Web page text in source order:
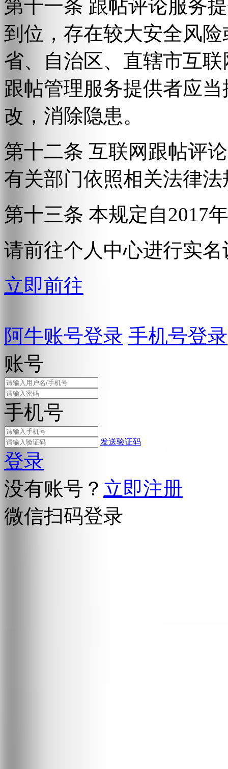
第十一条 跟帖评论服务
到位，存在较大安全风
省、自治区、直辖市互
跟帖管理服务提供者应
改，消除隐患。
第十二条 互联网跟帖评
有关部门依照相关法律
第十三条 本规定自2017
请前往个人中心进行实名
立即前往
阿牛账号登录 手机号登录
账号
手机号
发送验证码
登录
没有账号？ 立即注册
微信扫码登录